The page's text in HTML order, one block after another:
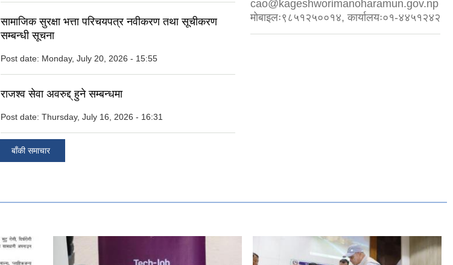
सामाजिक सुरक्षा भत्ता परिचयपत्र नवीकरण तथा सूचीकरण
सम्बन्धी सूचना
Post date: Monday, July 20, 2026 - 15:55
राजश्व सेवा अवरुद्द् हुने सम्बन्धमा
Post date: Thursday, July 16, 2026 - 16:31
बाँकी समाचार
cao@kageshworimanoharamun.gov.np
मोबाइलः९८५१२५००१४, कार्यालयः०१-४४५१२४२